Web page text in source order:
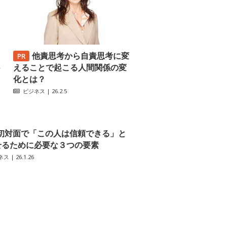
他責思考から自責思考に変
えることで起こる人間関係の変
化とは？
ビジネス | 26.2.5
対面で「この人は信頼できる」と
ために必要な３つの要素
ス | 26.1.26